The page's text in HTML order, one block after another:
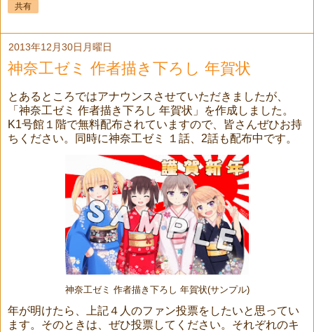
共有
2013年12月30日月曜日
神奈工ゼミ 作者描き下ろし 年賀状
とあるところではアナウンスさせていただきましたが、
「神奈工ゼミ 作者描き下ろし 年賀状」を作成しました。
K1号館１階で無料配布されていますので、皆さんぜひお持
ちください。同時に神奈工ゼミ １話、2話も配布中です。
神奈工ゼミ 作者描き下ろし 年賀状(サンプル)
年が明けたら、上記４人のファン投票をしたいと思ってい
ます。そのときは、ぜひ投票してください。それぞれのキ